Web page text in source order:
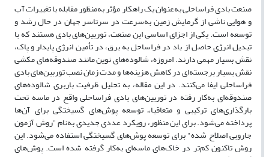
صنعت بادی فراساحلی به‌عنوان یک راهکار مؤثر به‌منظور مقابله با تغییرات آب
‌و هوایی ناشی از گرمایش زمین به‌سرعت در سرتاسر جهان در حال رشد و
توسعه است. یکی از اجزای اساسی این صنعت، توربین‌های بادی هستند که با
تبدیل انرژی حاصل از باد در فراساحل به برق، در تأمین انرژی پایدار و پاک،
نقش بسیار مهمی دارند. امروزه، شالوده‌های نوین مانند صندوقه‌های مکشی
نقش بسیار برجسته‌ای در کاهش هزینه‌ها و مدت زمان نصب توربین‌های بادی
فراساحلی ایفا می‌کنند. در این مقاله، به تحلیل ظرفیت باربری شالوده‌های
صندوقه‌ای به‌‌کار رفته در توربین‌های بادی فراساحلی واقع در ماسه تحت
بارگذاری‌های ترکیبی و متعاقبا،ً توسعه پوش‌های گسیختگی برای آن‌ها
پرداخته می‌شود. برای این منظور، رویکرد عددی جدیدی به‌‌نام "روش آزمون
جاروبی اصلاح ‌شده" برای توسعه پوش‌های گسیختگی استفاده می‌شود. این
روش تاکنون کم‌تر در خاک‌های ماسه‌ای به‌کار گرفته شده است. پوش‌های